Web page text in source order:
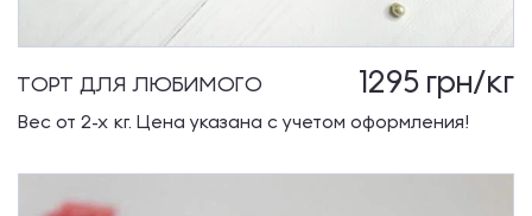
ТОРТ ДЛЯ ЛЮБИМОГО 1295 грн/кг
Вес от 2-х кг. Цена указана с учетом оформления!